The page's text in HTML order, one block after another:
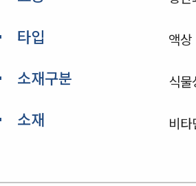
타입
소재구분
소재
액상
식물
비